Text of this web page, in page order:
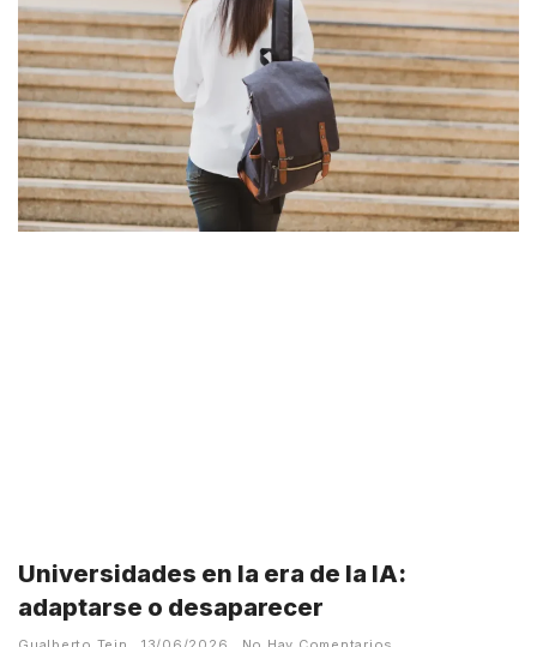
Universidades en la era de la IA:
adaptarse o desaparecer